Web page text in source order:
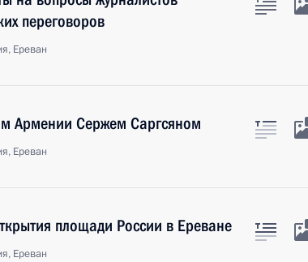
переговоров
Ереван
Армении Сержем Саргсяном
Ереван
площади России в Ереване
Ереван